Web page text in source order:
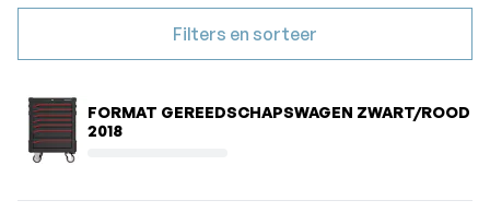
Filters en sorteer
FORMAT GEREEDSCHAPSWAGEN ZWART/ROOD
2018